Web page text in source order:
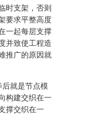
时支架，否则
要求平整高度
一起每层支撑
并致使工程造
推广的原因就
后就是节点模
构建交织在一
撑交织在一